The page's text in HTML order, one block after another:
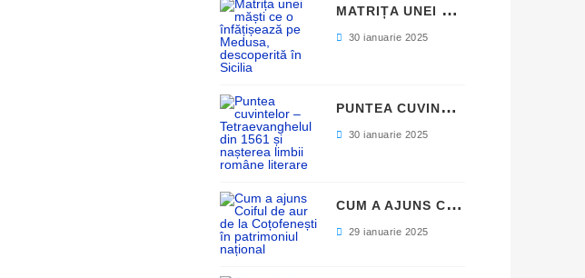
M
ATRIȚA UNEI MĂȘTI CE O ÎNFĂȚIȘEAZĂ PE MEDUSA, DESCOPERITĂ ÎN SICILIA
30 ianuarie 2025
P
UNTEA CUVINTELOR – TETRAEVANGHELUL DIN 1561 ȘI NAȘTEREA LIMBII ROMÂNE LITERARE
30 ianuarie 2025
C
UM A AJUNS COIFUL DE AUR DE LA COȚOFENEȘTI ÎN PATRIMONIUL NAȚIONAL
29 ianuarie 2025